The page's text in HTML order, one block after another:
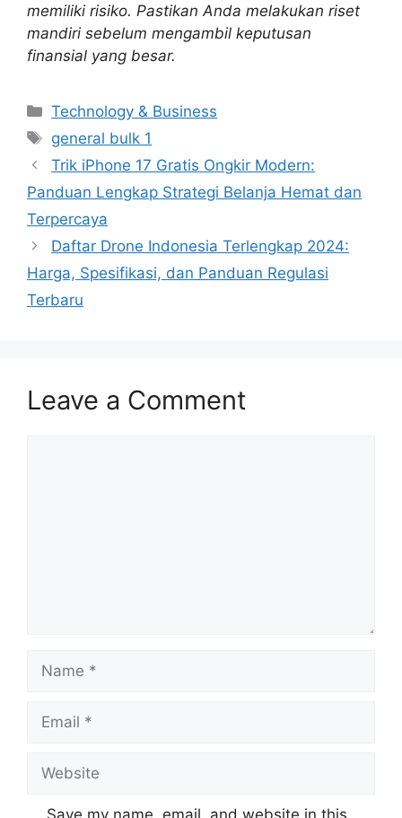
memiliki risiko. Pastikan Anda melakukan riset
mandiri sebelum mengambil keputusan
finansial yang besar.
Categories
Technology & Business
Tags
general bulk 1
Trik iPhone 17 Gratis Ongkir Modern:
Panduan Lengkap Strategi Belanja Hemat dan
Terpercaya
Daftar Drone Indonesia Terlengkap 2024:
Harga, Spesifikasi, dan Panduan Regulasi
Terbaru
Leave a Comment
Save my name, email, and website in this